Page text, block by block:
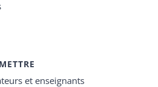
et enseignants